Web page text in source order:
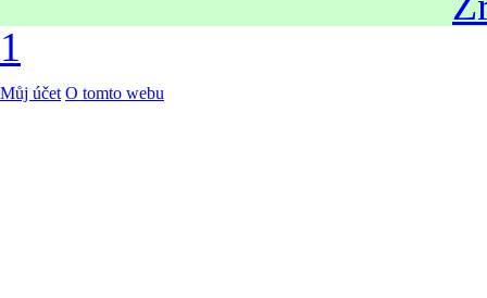
1
Můj účet O tomto webu